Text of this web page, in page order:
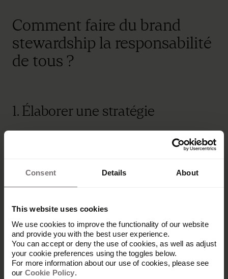
Consent Details About
This website uses cookies
We use cookies to improve the functionality of our website
and provide you with the best user experience.
You can accept or deny the use of cookies, as well as adjust
your cookie preferences using the toggles below.
For more information about our use of cookies, please see
our Cookie Policy.
Comment faire du brand
stewardship la responsabilité
de tous ?
1. Élaborer une stratégie
Si vous voulez que vos collaborateurs deviennent
de vrais acteurs du brand stewardship, il vous
« le marketing fait son truc, la R&D aussi ». Il faut
du concret.
Pour cela, commencez par définir précisément le
dans le brand stewardship. Posez-vous d’abord
une question simple :
Quel rôle attribuer à cette personne ?
Contribuera-t-elle à la production d’actifs et de